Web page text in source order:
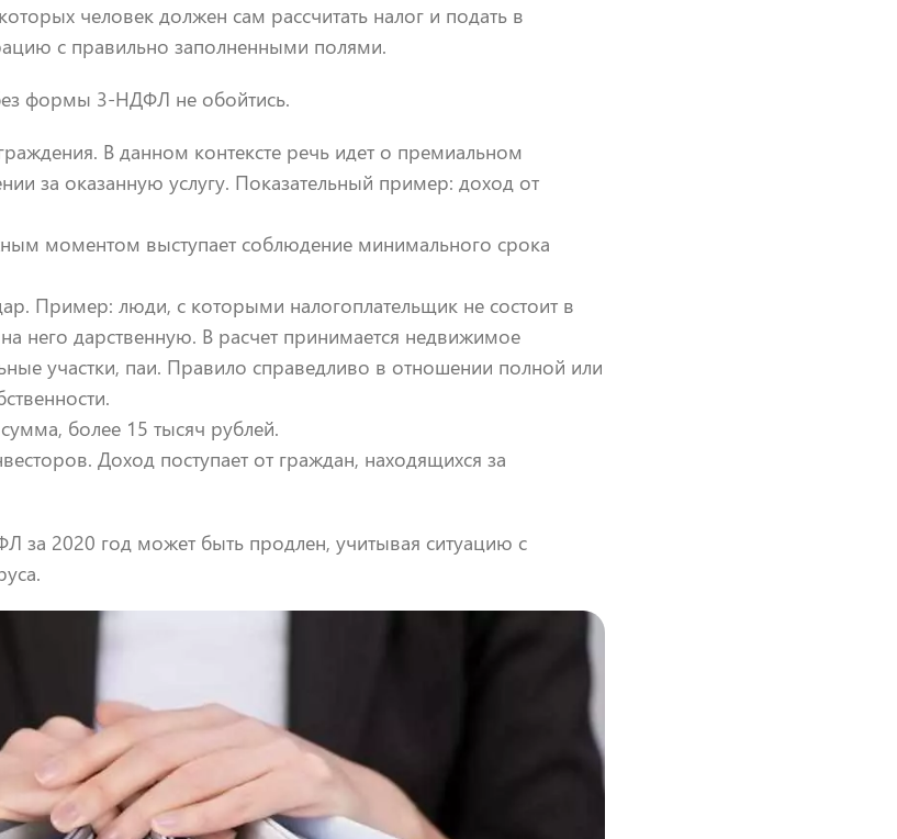
человек должен сам рассчитать налог и подать в
с правильно заполненными полями.
формы 3-НДФЛ не обойтись.
В данном контексте речь идет о премиальном
за оказанную услугу. Показательный пример: доход от
моментом выступает соблюдение минимального срока
Пример: люди, с которыми налогоплательщик не состоит в
него дарственную. В расчет принимается недвижимое
участки, паи. Правило справедливо в отношении полной или
более 15 тысяч рублей.
Доход поступает от граждан, находящихся за
за 2020 год может быть продлен, учитывая ситуацию с